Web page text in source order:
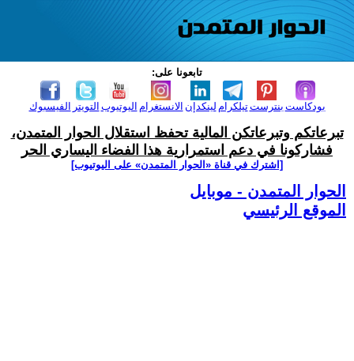
تابعونا على:
الفيسبوك التويتر اليوتيوب الانستغرام لينكدإن تيلكرامبنترست بودكاست
تبرعاتكم وتبرعاتكن المالية تحفظ استقلال الحوار المتمدن،
فشاركونا في دعم استمرارية هذا الفضاء اليساري الحر
[اشترك في قناة ‫«الحوار المتمدن» على اليوتيوب]
الحوار المتمدن - موبايل
الموقع الرئيسي